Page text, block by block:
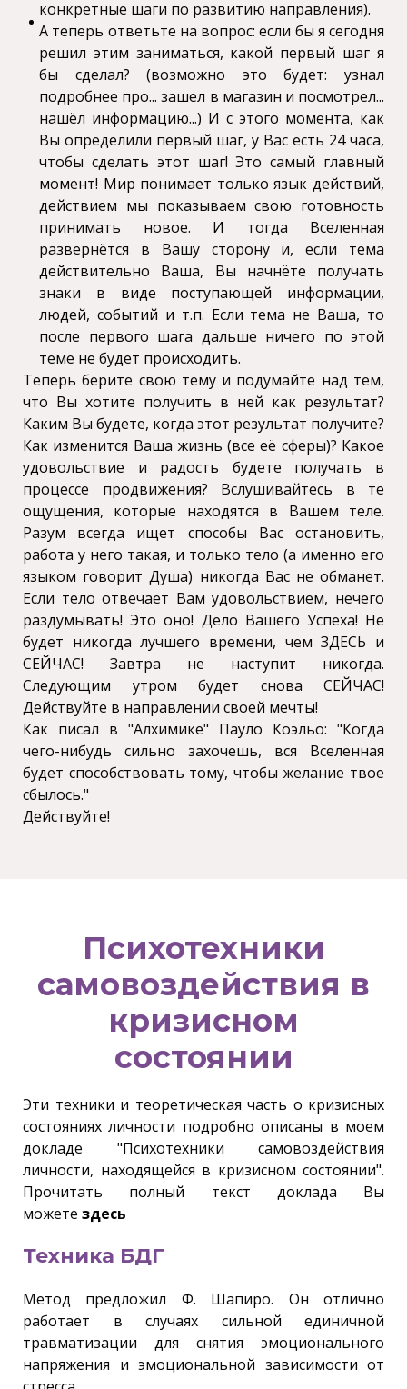
конкретные шаги по развитию направления).
А теперь ответьте на вопрос: если бы я сегодня
решил этим заниматься, какой первый шаг я
бы сделал? (возможно это будет: узнал
подробнее про... зашел в магазин и посмотрел...
нашёл информацию...) И с этого момента, как
Вы определили первый шаг, у Вас есть 24 часа,
чтобы сделать этот шаг! Это самый главный
момент! Мир понимает только язык действий,
действием мы показываем свою готовность
принимать новое. И тогда Вселенная
развернётся в Вашу сторону и, если тема
действительно Ваша, Вы начнёте получать
знаки в виде поступающей информации,
людей, событий и т.п. Если тема не Ваша, то
после первого шага дальше ничего по этой
теме не будет происходить.
Теперь берите свою тему и подумайте над тем,
что Вы хотите получить в ней как результат?
Каким Вы будете, когда этот результат получите?
Как изменится Ваша жизнь (все её сферы)? Какое
удовольствие и радость будете получать в
процессе продвижения? Вслушивайтесь в те
ощущения, которые находятся в Вашем теле.
Разум всегда ищет способы Вас остановить,
работа у него такая, и только тело (а именно его
языком говорит Душа) никогда Вас не обманет.
Если тело отвечает Вам удовольствием, нечего
раздумывать! Это оно! Дело Вашего Успеха! Не
будет никогда лучшего времени, чем ЗДЕСЬ и
СЕЙЧАС! Завтра не наступит никогда.
Следующим утром будет снова СЕЙЧАС!
Действуйте в направлении своей мечты!
Как писал в "Алхимике" Пауло Коэльо: "Когда
чего-нибудь сильно захочешь, вся Вселенная
будет способствовать тому, чтобы желание твое
сбылось."
Действуйте!
Психотехники
самовоздействия в
кризисном
состоянии
Эти техники и теоретическая часть о кризисных
состояниях личности подробно описаны в моем
докладе "Психотехники самовоздействия
личности, находящейся в кризисном состоянии".
Прочитать полный текст доклада Вы
можете здесь
Техника БДГ
Метод предложил Ф. Шапиро. Он отлично
работает в случаях сильной единичной
травматизации для снятия эмоционального
напряжения и эмоциональной зависимости от